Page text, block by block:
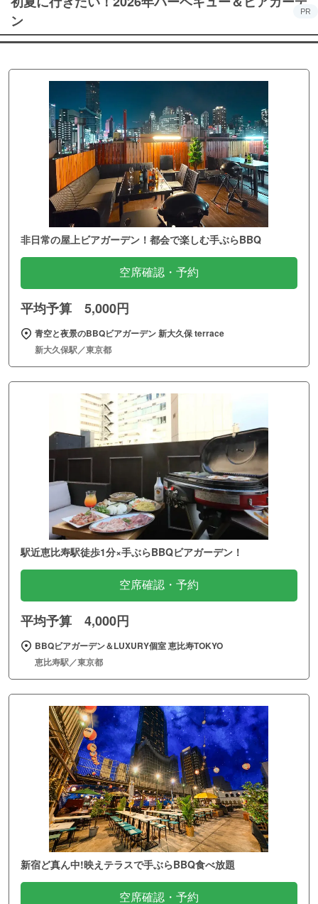
ン
PR
非日常の屋上ビアガーデン！都会で楽しむ手ぶらBBQ
空席確認・予約
平均予算 5,000円
青空と夜景のBBQビアガーデン 新大久保 terrace
新大久保駅／東京都
駅近恵比寿駅徒歩1分×手ぶらBBQビアガーデン！
空席確認・予約
平均予算 4,000円
BBQビアガーデン＆LUXURY個室 恵比寿TOKYO
恵比寿駅／東京都
新宿ど真ん中!映えテラスで手ぶらBBQ食べ放題
空席確認・予約